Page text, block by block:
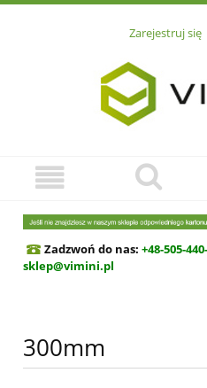
Zarejestruj się
Zadzwoń do nas: +48-505-
sklep@vimini.pl
300mm